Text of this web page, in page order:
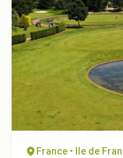
France • Ile de